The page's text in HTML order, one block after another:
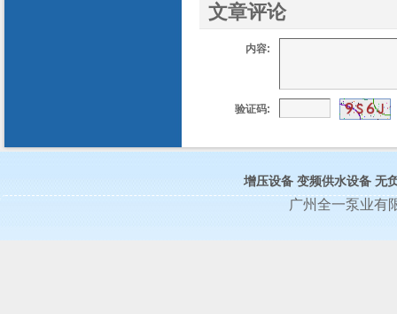
文章评论
内容:
验证码:
增压设备 变频供水设备 无
广州全一泵业有